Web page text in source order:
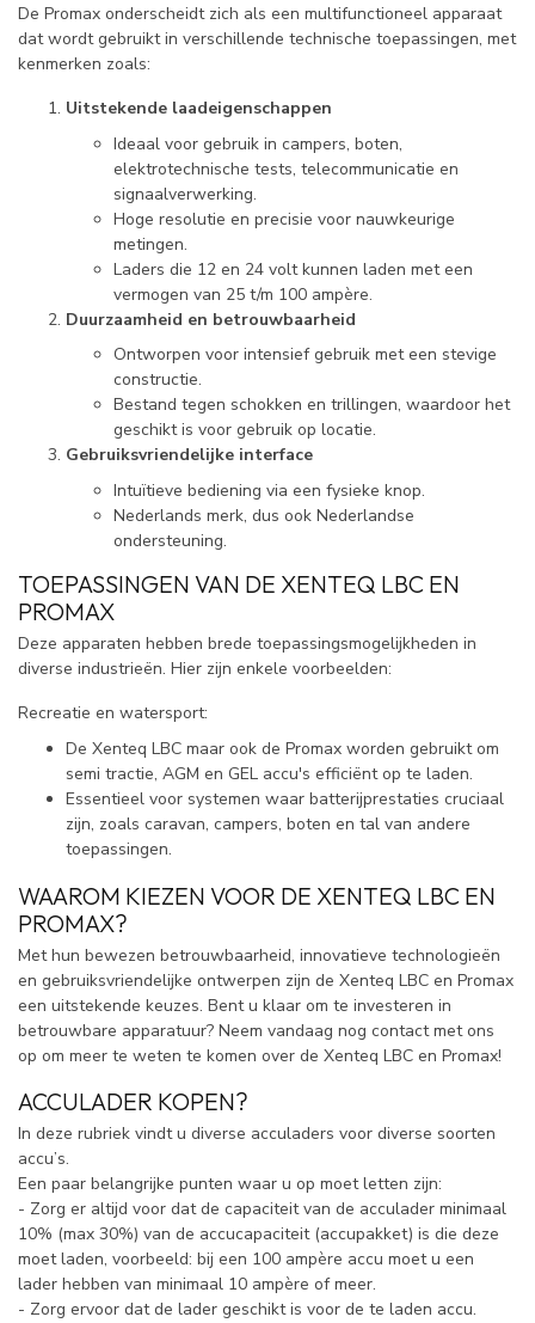
De Promax onderscheidt zich als een multifunctioneel apparaat
dat wordt gebruikt in verschillende technische toepassingen, met
kenmerken zoals:
Uitstekende laadeigenschappen
Ideaal voor gebruik in campers, boten,
elektrotechnische tests, telecommunicatie en
signaalverwerking.
Hoge resolutie en precisie voor nauwkeurige
metingen.
Laders die 12 en 24 volt kunnen laden met een
vermogen van 25 t/m 100 ampère.
Duurzaamheid en betrouwbaarheid
Ontworpen voor intensief gebruik met een stevige
constructie.
Bestand tegen schokken en trillingen, waardoor het
geschikt is voor gebruik op locatie.
Gebruiksvriendelijke interface
Intuïtieve bediening via een fysieke knop.
Nederlands merk, dus ook Nederlandse
ondersteuning.
TOEPASSINGEN VAN DE XENTEQ LBC EN
PROMAX
Deze apparaten hebben brede toepassingsmogelijkheden in
diverse industrieën. Hier zijn enkele voorbeelden:
Recreatie en watersport:
De Xenteq LBC maar ook de Promax worden gebruikt om
semi tractie, AGM en GEL accu's efficiënt op te laden.
Essentieel voor systemen waar batterijprestaties cruciaal
zijn, zoals caravan, campers, boten en tal van andere
toepassingen.
WAAROM KIEZEN VOOR DE XENTEQ LBC EN
PROMAX?
Met hun bewezen betrouwbaarheid, innovatieve technologieën
en gebruiksvriendelijke ontwerpen zijn de Xenteq LBC en Promax
een uitstekende keuzes. Bent u klaar om te investeren in
betrouwbare apparatuur? Neem vandaag nog contact met ons
op om meer te weten te komen over de Xenteq LBC en Promax!
ACCULADER KOPEN?
In deze rubriek vindt u diverse acculaders voor diverse soorten
accu’s.
Een paar belangrijke punten waar u op moet letten zijn:
- Zorg er altijd voor dat de capaciteit van de acculader minimaal
10% (max 30%) van de accucapaciteit (accupakket) is die deze
moet laden, voorbeeld: bij een 100 ampère accu moet u een
lader hebben van minimaal 10 ampère of meer.
- Zorg ervoor dat de lader geschikt is voor de te laden accu.